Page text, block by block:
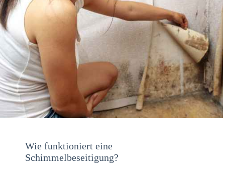
Wie funktioniert eine
Schimmelbeseitigung?